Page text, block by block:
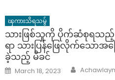
ၾကားသိရသမွ်
သားဖြစ်သူကို ပိုက်ဆံစုရသ
ရာ သားပြန်ဖြေလိုက်သောအဖ
ခဲ့သည့် မိခင်
Posted
on
March 18, 2023 Author